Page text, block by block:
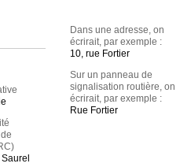
Dans une adresse, on
écrirait, par exemple :
10, rue Fortier
Sur un panneau de
signalisation routière, on
écrirait, par exemple :
Rue Fortier